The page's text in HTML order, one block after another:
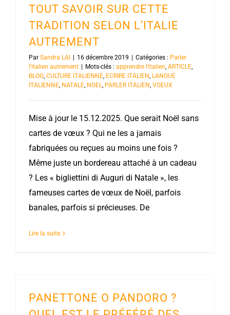
TOUT SAVOIR SUR CETTE
TRADITION SELON L’ITALIE
AUTREMENT
Par Sandra LAI 16 décembre 2019 Catégories : Parler
l'italien autrement
Mots-clés : apprendre l'italien, ARTICLE,
BLOG, CULTURE ITALIENNE, ECRIRE ITALIEN, LANGUE
ITALIENNE, NATALE, NOEL, PARLER ITALIEN, VOEUX
Mise à jour le 15.12.2025. Que serait Noël sans
cartes de vœux ? Qui ne les a jamais
fabriquées ou reçues au moins une fois ?
Même juste un bordereau attaché à un cadeau
? Les « bigliettini di Auguri di Natale », les
fameuses cartes de vœux de Noël, parfois
banales, parfois si précieuses. De
Lire la suite
PANETTONE O PANDORO ?